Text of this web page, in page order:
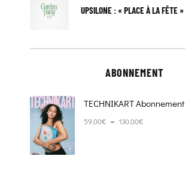
UPSILONE : « PLACE À LA FÊTE »
ABONNEMENT
TECHNIKART Abonnement
59,00€ – 130,00€